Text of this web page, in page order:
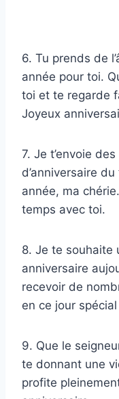
6. Tu prends de
année pour toi.
toi et te regarde
Joyeux
7. Je t’envoie
d’anniversaire
année, ma
temps avec toi.
8. Je te souhaite
anniversaire
recevoir de
en ce jour spécial
9. Que le
te donnant une
profite